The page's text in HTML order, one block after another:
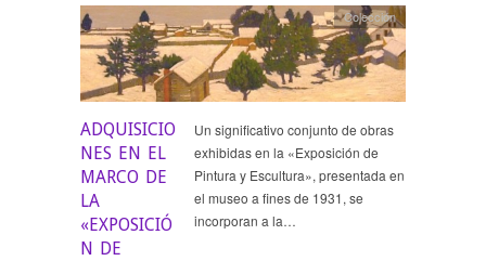
ADQUISICIO
NES EN EL
MARCO DE
LA
«EXPOSICIÓ
N DE
Colección
Un significativo conjunto de obras
exhibidas en la «Exposición de
Pintura y Escultura», presentada en
el museo a fines de 1931, se
incorporan a la…